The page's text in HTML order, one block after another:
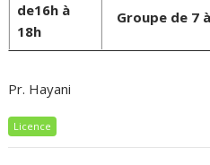
de16h à
18h
Groupe de 7
Pr. Hayani
Licence